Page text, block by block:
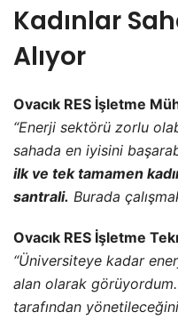
Kadınlar
Alıyor
Ovacık RES İşletme
“Enerji sektörü zorlu
sahada en iyisini
ilk ve tek tamamen
santrali. Burada
Ovacık RES İşletme
“Üniversiteye kadar
alan olarak görüyordum.
tarafından